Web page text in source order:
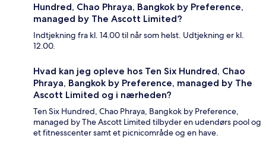
Hundred, Chao Phraya, Bangkok by Preference,
managed by The Ascott Limited?
Indtjekning fra kl. 14.00 til når som helst. Udtjekning er kl.
12.00.
Hvad kan jeg opleve hos Ten Six Hundred, Chao
Phraya, Bangkok by Preference, managed by The
Ascott Limited og i nærheden?
Ten Six Hundred, Chao Phraya, Bangkok by Preference,
managed by The Ascott Limited tilbyder en udendørs pool og
et fitnesscenter samt et picnicområde og en have.